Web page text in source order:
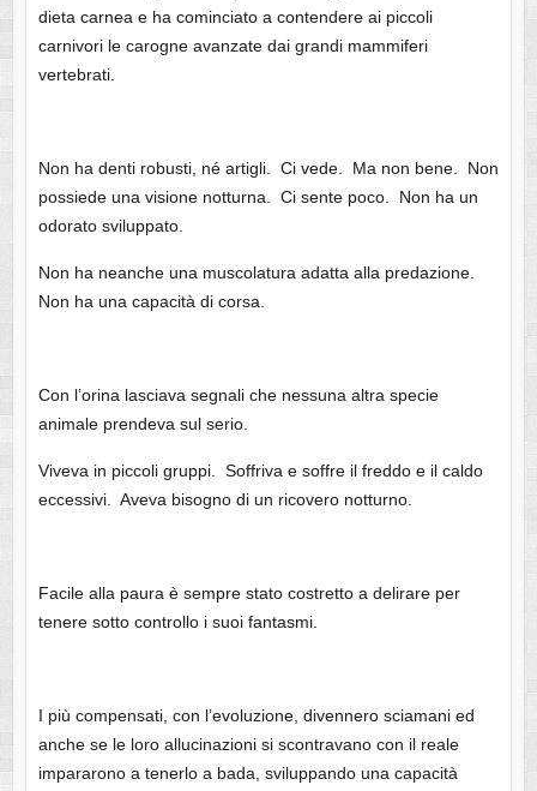
dieta carnea e ha cominciato a contendere ai piccoli
carnivori le carogne avanzate dai grandi mammiferi
vertebrati.
Non ha denti robusti, né artigli. Ci vede. Ma non bene. Non
possiede una visione notturna. Ci sente poco. Non ha un
odorato sviluppato.
Non ha neanche una muscolatura adatta alla predazione.
Non ha una capacità di corsa.
Con l’orina lasciava segnali che nessuna altra specie
animale prendeva sul serio.
Viveva in piccoli gruppi. Soffriva e soffre il freddo e il caldo
eccessivi. Aveva bisogno di un ricovero notturno.
Facile alla paura è sempre stato costretto a delirare per
tenere sotto controllo i suoi fantasmi.
I più compensati, con l’evoluzione, divennero sciamani ed
anche se le loro allucinazioni si scontravano con il reale
impararono a tenerlo a bada, sviluppando una capacità